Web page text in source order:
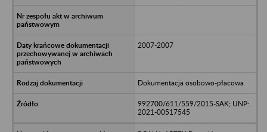
2007-2007
Dokumentacja osobowo-płacowa
992700/611/559/2015-SAK; UNP:
2021-00517545